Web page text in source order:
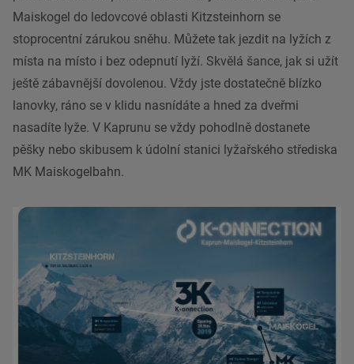
Maiskogel do ledovcové oblasti Kitzsteinhorn se
stoprocentní zárukou sněhu. Můžete tak jezdit na lyžích z
místa na místo i bez odepnutí lyží. Skvělá šance, jak si užít
ještě zábavnější dovolenou. Vždy jste dostatečně blízko
lanovky, ráno se v klidu nasnídáte a hned za dveřmi
nasadíte lyže. V Kaprunu se vždy pohodlně dostanete
pěšky nebo skibusem k údolní stanici lyžařského střediska
MK Maiskogelbahn.